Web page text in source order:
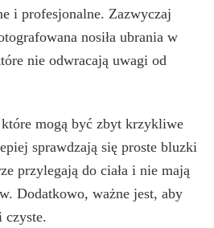
i profesjonalne. Zazwyczaj
nosiła ubrania w
nie odwracają uwagi od
mogą być zbyt krzykliwe
sprawdzają się proste bluzki
przylegają do ciała i nie mają
Dodatkowo, ważne jest, aby
czyste.